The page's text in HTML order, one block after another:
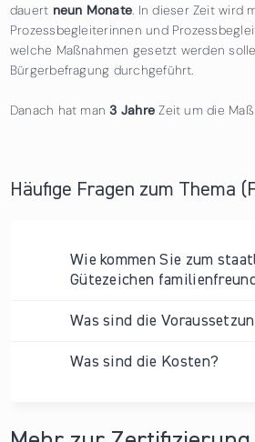
dauert neun Monate. In dieser Zeit wird
Prozessbegleiterinnen und
welche Maßnahmen gesetzt werden
Bürgerbefragung durchgeführt.
Danach hat man3 Jahre Zeit um die
Häufige Fragen zum Thema
Wie kommen Sie zum
Gütezeichen
Was sind die
Was sind die Kosten?